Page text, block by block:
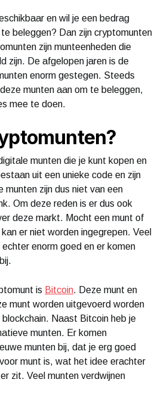
en wil je een bedrag
beleggen? Dan zijn cryptomunten
zijn munteenheden die
zijn. De afgelopen jaren is de
enorm gestegen. Steeds
munten aan om te beleggen,
mee te doen.
munten die je kunt kopen en
uit een unieke code en zijn
munten zijn dus niet van een
Om deze reden is er dus ook
deze markt. Mocht een munt of
er niet worden ingegrepen. Veel
enorm goed en er komen
is Bitcoin. Deze munt en
munt worden uitgevoerd worden
Naast Bitcoin heb je
munten. Er komen
munten bij, dat je erg goed
munt is, wat het idee erachter
zit. Veel munten verdwijnen